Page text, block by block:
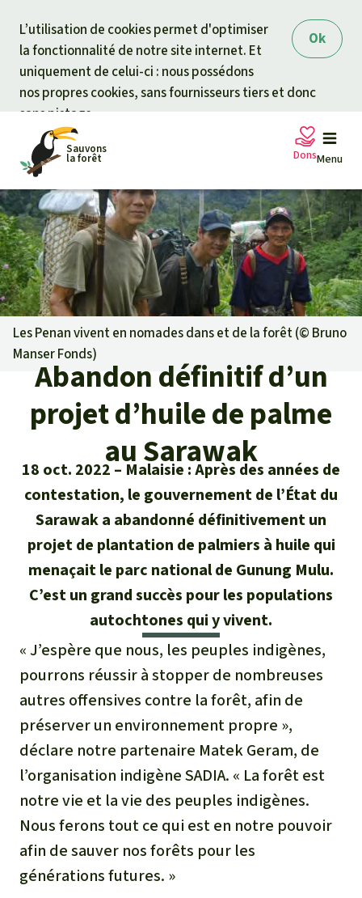
Ok
L’utilisation de cookies permet d'optimiser
la fonctionnalité de notre site internet. Et
uniquement de celui-ci : nous possédons
nos propres cookies, sans fournisseurs tiers et donc
sans pistage.
Sauvons
la forêt Menu
Pétitions
Projets
Informations
Pour approfondir
Actualités
Succès
Lettre d'information
Thématiques
Climat et forêt tropicale
La biodiversité
L'huile de palme
Les aires protégées
La forêt tropicale
Le bois tropical
Les biocarburants
L’aluminium
L'élevage industriel
L'or
L'accaparement des terres
Association
Sauvons la forêt
Qui sommes-nous ?
Nous contacter
Transparence
Questions fréquentes
Rapports annuels
Mentions légales
Médias
Communiqués
Dans la presse
Recherche
Français
Deutsch
English
Español
Italiano
Português
Indonesia
Dons
Votre soutien est capital
Don général
Fonds d'urgence
Certificats de don
Questions & réponses
Don pour un thème
Protection des animaux
Protection des forêts tropicales
Soutien aux activistes
Don pour une région
Asie du Sud-Est
Afrique
Amérique latine
Les Penan vivent en nomades dans et de la forêt (© Bruno
Manser Fonds)
Abandon définitif d’un
projet d’huile de palme
au Sarawak
18 oct. 2022
Malaisie : Après des années de
contestation, le gouvernement de l’État du
Sarawak a abandonné définitivement un
projet de plantation de palmiers à huile qui
menaçait le parc national de Gunung Mulu.
C’est un grand succès pour les populations
autochtones qui y vivent.
« J’espère que nous, les peuples indigènes,
pourrons réussir à stopper de nombreuses
autres offensives contre la forêt, afin de
préserver un environnement propre »,
déclare notre partenaire Matek Geram, de
l’organisation indigène SADIA. « La forêt est
notre vie et la vie des peuples indigènes.
Nous ferons tout ce qui est en notre pouvoir
afin de sauver nos forêts pour les
générations futures. »